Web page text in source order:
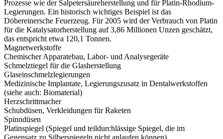
Prozesse wie der Salpetersäureherstellung und für Platin-Rhodium-
Legierungen. Ein historisch wichtiges Beispiel ist das
Döbereinersche Feuerzeug. Für 2005 wird der Verbrauch von Platin
für die Katalysatorherstellung auf 3,86 Millionen Unzen geschätzt,
das entspricht etwa 120,1 Tonnen.
Magnetwerkstoffe
Chemischer Apparatebau, Labor- und Analysegeräte
Schmelztiegel für die Glasherstellung
Glaseinschmelzlegierungen
Medizinische Implantate, Legierungszusatz in Dentalwerkstoffen
(siehe auch: Biomaterial)
Herzschrittmacher
Schubdüsen, Verkleidungen für Raketen
Spinndüsen
Platinspiegel (Spiegel und teildurchlässige Spiegel, die im
Gegensatz zu Silberspiegeln nicht anlaufen können)